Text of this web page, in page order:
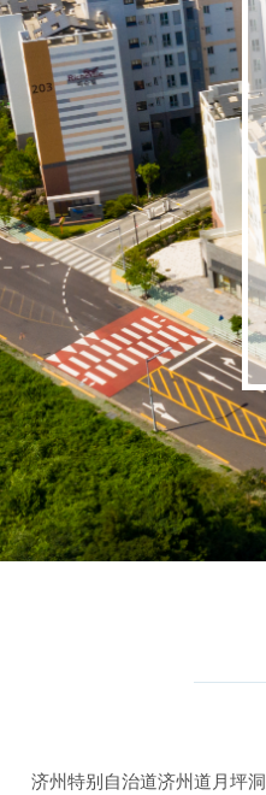
济州特别自治道济州道月坪